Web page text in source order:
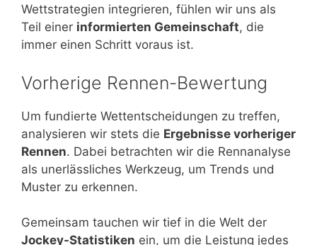
Wettstrategien integrieren, fühlen wir uns als
Teil einer informierten Gemeinschaft, die
immer einen Schritt voraus ist.
Vorherige Rennen-Bewertung
Um fundierte Wettentscheidungen zu treffen,
analysieren wir stets die Ergebnisse vorheriger
Rennen. Dabei betrachten wir die Rennanalyse
als unerlässliches Werkzeug, um Trends und
Muster zu erkennen.
Gemeinsam tauchen wir tief in die Welt der
Jockey-Statistiken ein, um die Leistung jedes